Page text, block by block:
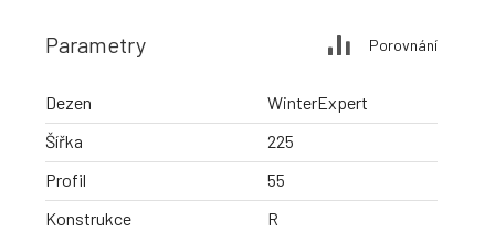
Parametry Porovnání
Dezen
WinterExpert
Šířka
225
Profil
55
Konstrukce
R